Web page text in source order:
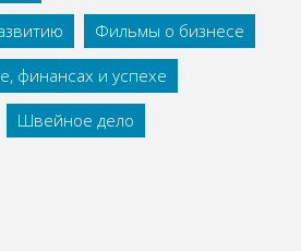
Фильмы о бизнесе
финансах и успехе
Швейное дело